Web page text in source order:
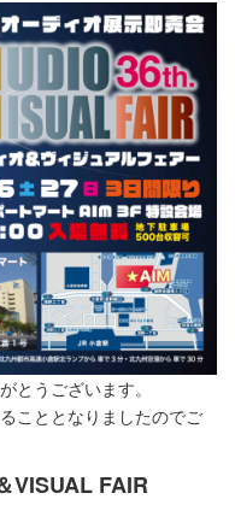
とうございます。
こととなりましたのでご
VISUAL FAIR